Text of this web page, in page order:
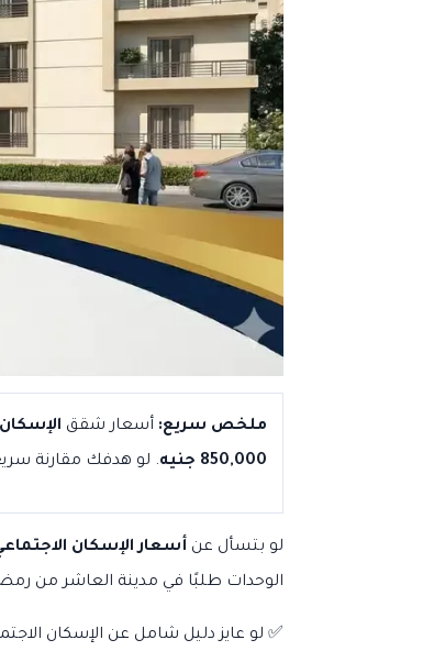
ملخص سريع: أسعار شقق الإسكان الاجتماعي
850,000 جنيه
. لو هدفك مقارنة
لو بتسأل عن أسعار الإسكان
الوحدات طلبًا في مدينة العاشر من
✅ لو عايز دليل شامل عن الإسكان